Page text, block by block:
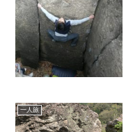
一人旅